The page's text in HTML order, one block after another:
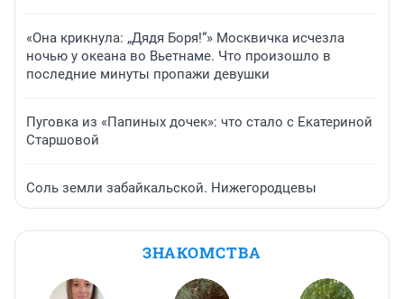
«Она крикнула: „Дядя Боря!“» Москвичка исчезла
ночью у океана во Вьетнаме. Что произошло в
последние минуты пропажи девушки
Пуговка из «Папиных дочек»: что стало с Екатериной
Старшовой
Соль земли забайкальской. Нижегородцевы
ЗНАКОМСТВА